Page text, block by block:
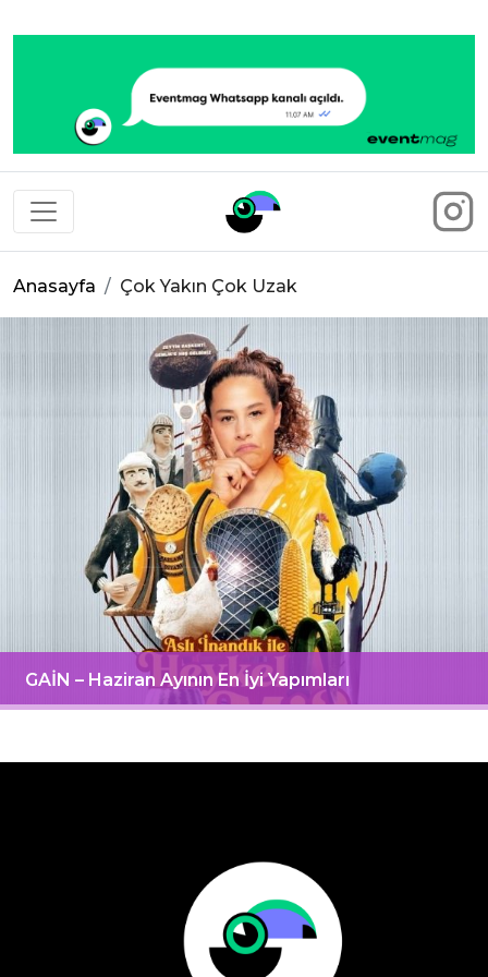
Eventmag
Anasayfa Çok Yakın Çok Uzak
GAİN – Haziran Ayının En İyi Yapımları